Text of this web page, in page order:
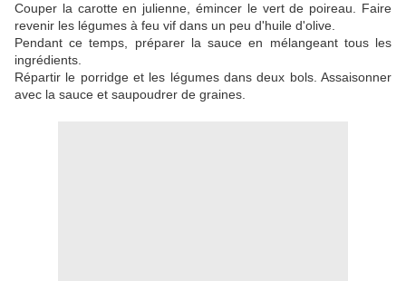
Couper la carotte en julienne, émincer le vert de poireau. Faire
revenir les légumes à feu vif dans un peu d'huile d'olive.
Pendant ce temps, préparer la sauce en mélangeant tous les
ingrédients.
Répartir le porridge et les légumes dans deux bols. Assaisonner
avec la sauce et saupoudrer de graines.